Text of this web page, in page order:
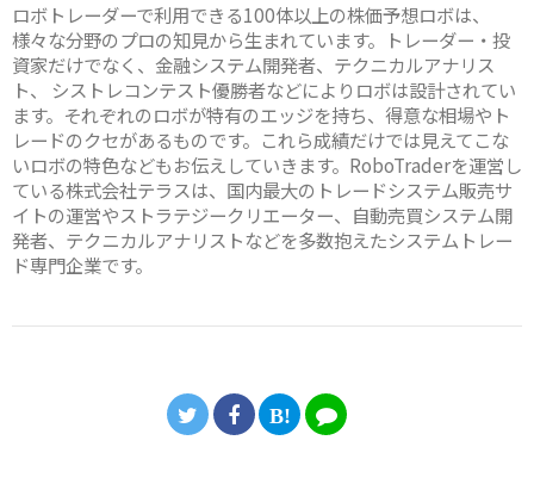
ロボトレーダーで利用できる100体以上の株価予想ロボは、
様々な分野のプロの知見から生まれています。トレーダー・投
資家だけでなく、金融システム開発者、テクニカルアナリス
ト、 シストレコンテスト優勝者などによりロボは設計されてい
ます。それぞれのロボが特有のエッジを持ち、得意な相場やト
レードのクセがあるものです。これら成績だけでは見えてこな
いロボの特色などもお伝えしていきます。RoboTraderを運営し
ている株式会社テラスは、国内最大のトレードシステム販売サ
イトの運営やストラテジークリエーター、自動売買システム開
発者、テクニカルアナリストなどを多数抱えたシステムトレー
ド専門企業です。